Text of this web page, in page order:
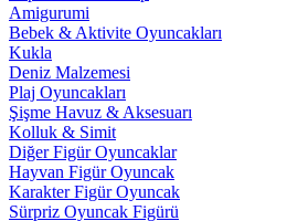
Amigurumi
Bebek & Aktivite Oyuncakları
Kukla
Deniz Malzemesi
Plaj Oyuncakları
Şişme Havuz & Aksesuarı
Kolluk & Simit
Diğer Figür Oyuncaklar
Hayvan Figür Oyuncak
Karakter Figür Oyuncak
Sürpriz Oyuncak Figürü